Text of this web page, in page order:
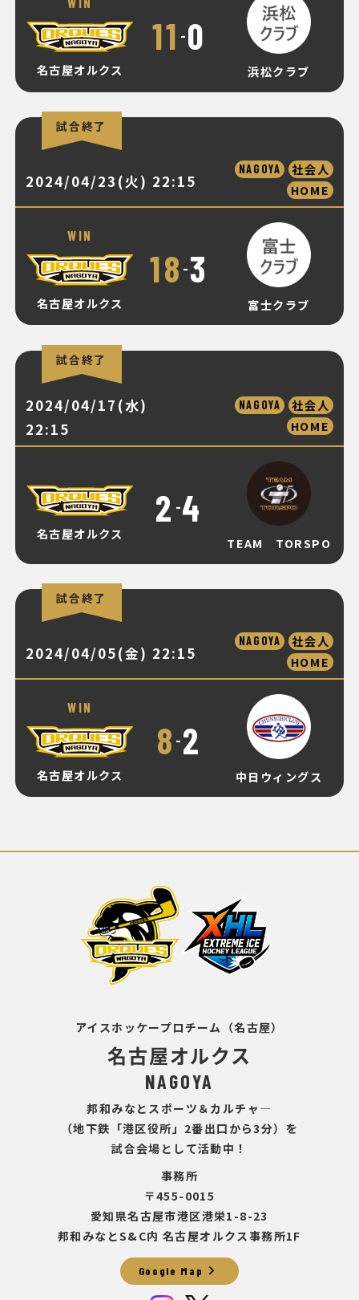
名古屋オルクス
11 - 0
浜松クラブ
試合終了
2024/04/23(火) 22:15
NAGOYA
社会人
HOME
WIN
名古屋オルクス
18 - 3
富士クラブ
試合終了
2024/04/17(水)
22:15
NAGOYA
社会人
HOME
名古屋オルクス
2 -4
TEAM TORSPO
試合終了
2024/04/05(金) 22:15
NAGOYA
社会人
HOME
WIN
名古屋オルクス
8 - 2
中日ウィングス
アイスホッケープロチーム（名古屋）
名古屋オルクス
NAGOYA
邦和みなとスポーツ＆カルチャ―
（地下鉄「港区役所」2番出口から3分）を
試合会場として活動中！
事務所
〒455-0015
愛知県名古屋市港区港栄1-8-23
邦和みなとS&C内 名古屋オルクス事務所1F
Google Map chevron_right